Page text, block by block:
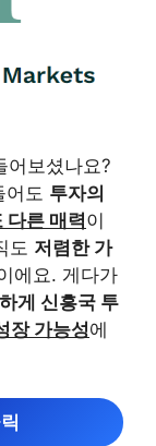
어보셨나요?
어도 투자의
다른 매력이
도 저렴한 가
에요. 게다가
게 신흥국 투
장 가능성에